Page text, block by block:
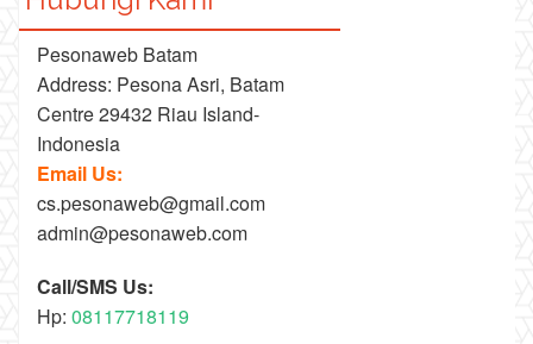
Pesonaweb Batam
Address: Pesona Asri, Batam
Centre 29432 Riau Island-
Indonesia
Email Us:
cs.pesonaweb@gmail.com
admin@pesonaweb.com
Call/SMS Us:
Hp: 08117718119